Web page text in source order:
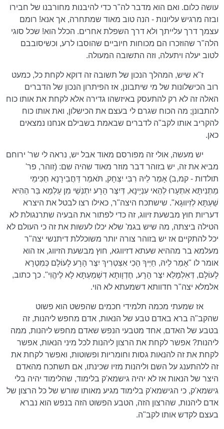
עושה כלום. ואם הוא מדבר לה"ר כדי להיבנות מחורבנו של חבירו
ובזה מרגיש עליונות - הנה טוב מאוד שמתחרה, אך אנא! רומם
עצמך דרך עלייתך ולא דרך השפלת אחרים. הכלל הוא! שכל סוגי
הלה"ר שהוזכרו הם מכוחות חיוביים שהוסבו לרע, וכשיסובבם
לטוב יעלה ויתעלה, וזה התשובה המעולה.
ז"א שיש, המהלך הנכון של תשובה זה דוקא לקחת כל, כמעט
רוב הכישלונות של מי שיתבונן, אז הפיתרון הנכון של הדברים
האלה זה לא רק להתעסק באיזשהו גדירה אלא לקחת את אותו כוח
להתבונן; מה הכוח שגרם לי בעצם את הכישלון, ואת אותו כוח
להקריב אותו לקב"ה לדברים שבאמת בשבילם אנחנו נמצאים
כאן.
יש מעשה, אולי זה מפורסם מאוד אבל יש, נראה לי שר' ירוחם
מביא את זה, יש בזוהר דבר מוזר מאוד שהיה שם: (זוהר, פר'
תולדות - קמ,ב) אָמַר לֵיהּ רִבִּי יִצְּחָק, תֹּאמַר דַּחֲבֵירָנָא חַכִּימֵי
מַתְנִיתָּא אִתְעָרוּ לְהַאי עִנְיָינָא, דְּיִצֶּר הָרָע יִתְנְשֵׁי מִן עַלְמָא בַּר הַהִיא
שַׁעְתָּא לְזִיווּגָא". שישתכח היצה"ר, כאילו רצו לבטל את היצרא
דעריות חוץ מבשעת זיווג, זה כדי לפתור את הבעיה שתרנגולת לא
הטילה ביצתה, מה שיש בגמ' שלא יכלו לעשות את זה כי העולם לא
יכל להתקיים אז יש בזוהר צורה יותר משוכללת דיתנשי יצה"ר
מעלמא בר מההיא שעתא דזיווגא, חוץ מבשעת הזיווג, אז הוא
אומר לו "אָמַר לֵיהּ, חַיְּיךָ הָכִי אִצְּטְרִיךְ יִצֶּר הָרָע לָעוֹלָם כְּמִטְרָא
לָעוֹלָם, דְּאִלְמָלֵא יִצֶּר הָרָע, חֶדְוָותָא דִשְׁמַעְתָּא לָא לֶיהֱוִי". כך כתוב,
אלמלא יצה"ר חדוותא דשמעתא לא הוי.
אז שמעתי מכמה תלמידי חכמים שהפשט הוא פשוט
שהקב"ה ברא באדם טבע של הנאות, אדם מחפש ליהנות, זה
בטבע של האדם, אחד מטבעי הנפש שאדם מחפש ליהנות, ממה
ליהנות? אפשר לקחת את הרצון ליהנות לכל מיני הנאות, אפשר
לקחת את זה להנאות גסות וחומריות ופשוטות, ואפשר לקחת את
זה ללהתענג על השם וליהנות מזיו שכינתו, אם תשתכח מהאדם
היצר של הנאות אז לא יהיה גישמא'ק בלימוד, שהלימוד יהיה בלי
גישמא'ק, כי הגישמא'ק בלימוד מגיע מאותו שורש של כל הרצון של
אדם ליהנות, שהרצון הזה, הטבע הפשוט הזה בנפש הוא נברא
בעצם לקדש אותו לקב"ה.